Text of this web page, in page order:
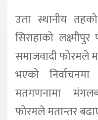
उता स्थानीय
सिराहाको
समाजवादी फोरमले
भएको
मतगणनामा
फोरमले मतान्तर